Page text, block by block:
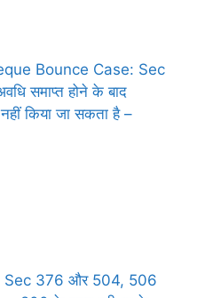
Bounce Case: Sec
समाप्त होने के बाद
किया जा सकता है –
Sec 376 और 504, 506